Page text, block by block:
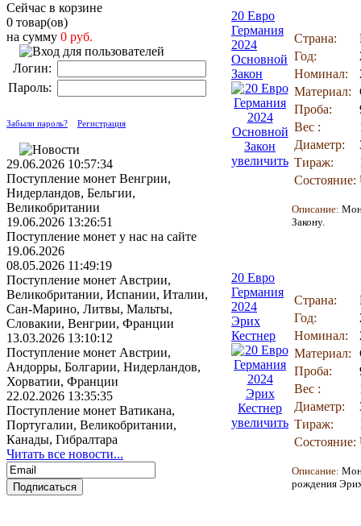
Сейчас в корзине
0 товар(ов)
на сумму 0 руб.
Логин:
Пароль:
Забыли пароль? Регистрация
29.06.2026 10:57:34
Поступление монет Венгрии,
Нидерландов, Бельгии,
Великобритании
19.06.2026 13:26:51
Поступление монет у нас на сайте
19.06.2026
08.05.2026 11:49:19
Поступление монет Австрии,
Великобритании, Испании, Италии,
Сан-Марино, Литвы, Мальты,
Словакии, Венгрии, Франции
13.03.2026 13:10:12
Поступление монет Австрии,
Андорры, Болгарии, Нидерландов,
Хорватии, Франции
22.02.2026 13:35:35
Поступление монет Ватикана,
Португалии, Великобритании,
Канады, Гибралтара
Читать все новости...
20 Евро
Германия
2024
Основной
Закон
увеличить
Страна:
Год:
Номинал:
Материал:
Проба:
Вес :
Диаметр:
Тираж:
Состояние:
Описание:
Закону.
20 Евро
Германия
2024
Эрих
Кестнер
увеличить
Страна:
Год:
Номинал:
Материал:
Проба:
Вес :
Диаметр:
Тираж:
Состояние:
Описание:
рождения